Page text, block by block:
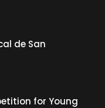
de San
for Young